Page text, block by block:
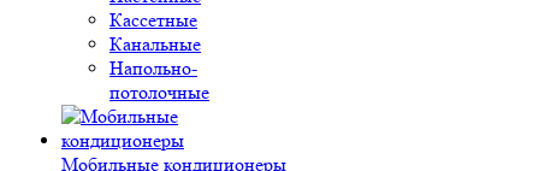
Кассетные
Канальные
Напольно-
потолочные
Мобильные кондиционеры